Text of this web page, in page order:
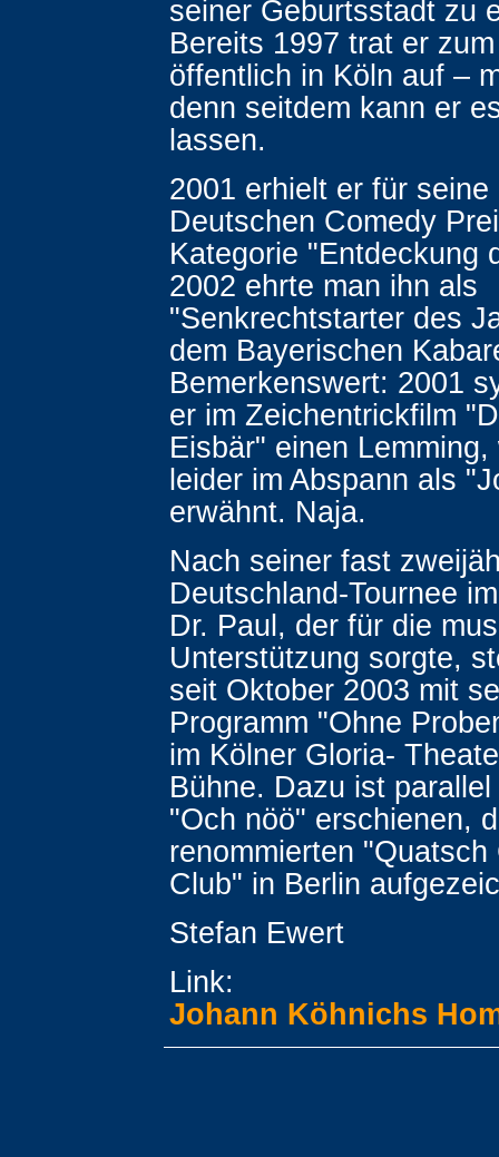
seiner Geburtsstadt zu
Bereits 1997 trat er
öffentlich in Köln auf –
denn seitdem kann er
lassen.
2001 erhielt er für
Deutschen Comedy
Kategorie "Entdeckung
2002 ehrte man ihn als
"Senkrechtstarter des
dem Bayerischen
Bemerkenswert: 2001
er im Zeichentrickfilm
Eisbär" einen
leider im Abspann als
erwähnt. Naja.
Nach seiner fast
Deutschland-Tournee
Dr. Paul, der für die
Unterstützung sorgte,
seit Oktober 2003 mit
Programm "Ohne
im Kölner Gloria-
Bühne. Dazu ist
"Och nöö" erschienen,
renommierten "Quatsch
Club" in Berlin
Stefan Ewert
Link:
Johann Köhnichs